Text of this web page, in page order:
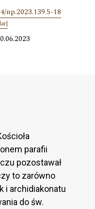
np.2023.139.5-18
parafii
pozostawał
to zarówno
i archidiakonatu
do św.